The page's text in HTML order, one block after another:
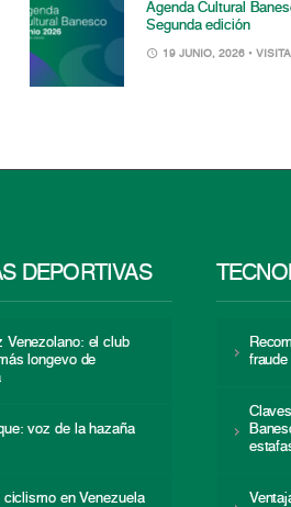
Agenda Cultural
Segunda edición
19 JUNIO, 2026 •
DEPORTIVAS
Venezolano: el club
longevo de
voz de la hazaña
ciclismo en Venezuela